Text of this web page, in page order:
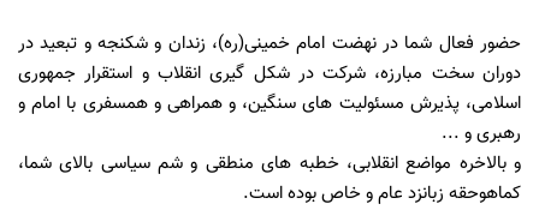
حضور فعال شما در نهضت امام خمينى(ره)، زندان و شكنجه و تبعيد در
دوران سخت مبارزه، شركت در شكل گيرى انقلاب و استقرار جمهورى
اسلامى، پذيرش مسئوليت هاى سنگين، و همراهى و همسفرى با امام و
رهبرى و ...
و بالاخره مواضع انقلابى، خطبه هاى منطقى و شم سياسى بالاى شما،
كماهوحقه زبانزد عام و خاص بوده است.